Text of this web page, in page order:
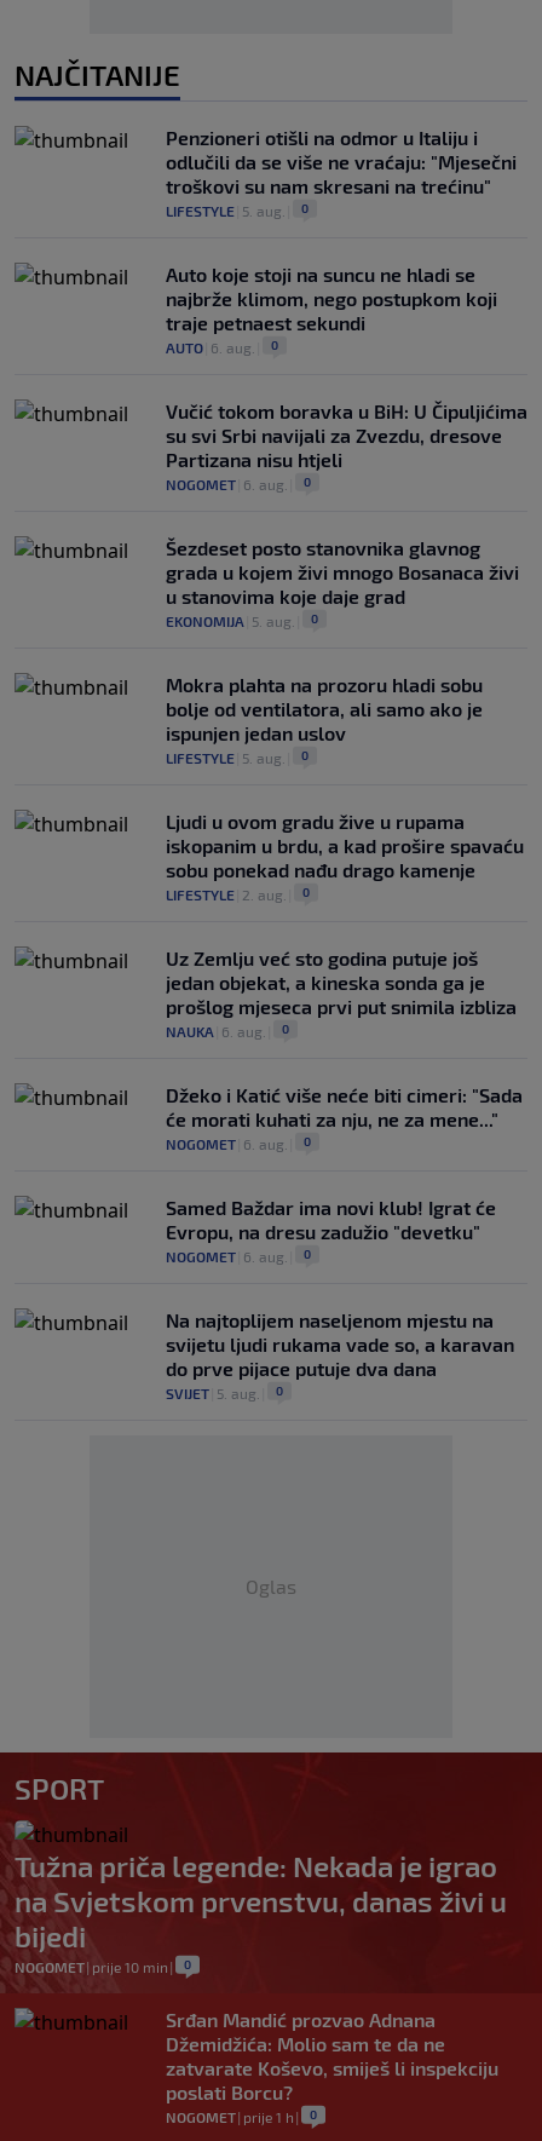
NAJČITANIJE
Penzioneri otišli na odmor u Italiju i
odlučili da se više ne vraćaju: "Mjesečni
troškovi su nam skresani na trećinu"
LIFESTYLE 5. aug. 0
Auto koje stoji na suncu ne hladi se
najbrže klimom, nego postupkom koji
traje petnaest sekundi
AUTO 6. aug. 0
Vučić tokom boravka u BiH: U Čipuljićima
su svi Srbi navijali za Zvezdu, dresove
Partizana nisu htjeli
NOGOMET 6. aug. 0
Šezdeset posto stanovnika glavnog
grada u kojem živi mnogo Bosanaca živi
u stanovima koje daje grad
EKONOMIJA 5. aug. 0
Mokra plahta na prozoru hladi sobu
bolje od ventilatora, ali samo ako je
ispunjen jedan uslov
LIFESTYLE 5. aug. 0
Ljudi u ovom gradu žive u rupama
iskopanim u brdu, a kad prošire spavaću
sobu ponekad nađu drago kamenje
LIFESTYLE 2. aug. 0
Uz Zemlju već sto godina putuje još
jedan objekat, a kineska sonda ga je
prošlog mjeseca prvi put snimila izbliza
NAUKA 6. aug. 0
Džeko i Katić više neće biti cimeri: "Sada
će morati kuhati za nju, ne za mene..."
NOGOMET 6. aug. 0
Samed Baždar ima novi klub! Igrat će
Evropu, na dresu zadužio "devetku"
NOGOMET 6. aug. 0
Na najtoplijem naseljenom mjestu na
svijetu ljudi rukama vade so, a karavan
do prve pijace putuje dva dana
SVIJET 5. aug. 0
Oglas
SPORT
Tužna priča legende: Nekada je igrao
na Svjetskom prvenstvu, danas živi u
bijedi
NOGOMET| prije 10 min | 0
Srđan Mandić prozvao Adnana
Džemidžića: Molio sam te da ne
zatvarate Koševo, smiješ li inspekciju
poslati Borcu?
NOGOMET| prije 1 h | 0